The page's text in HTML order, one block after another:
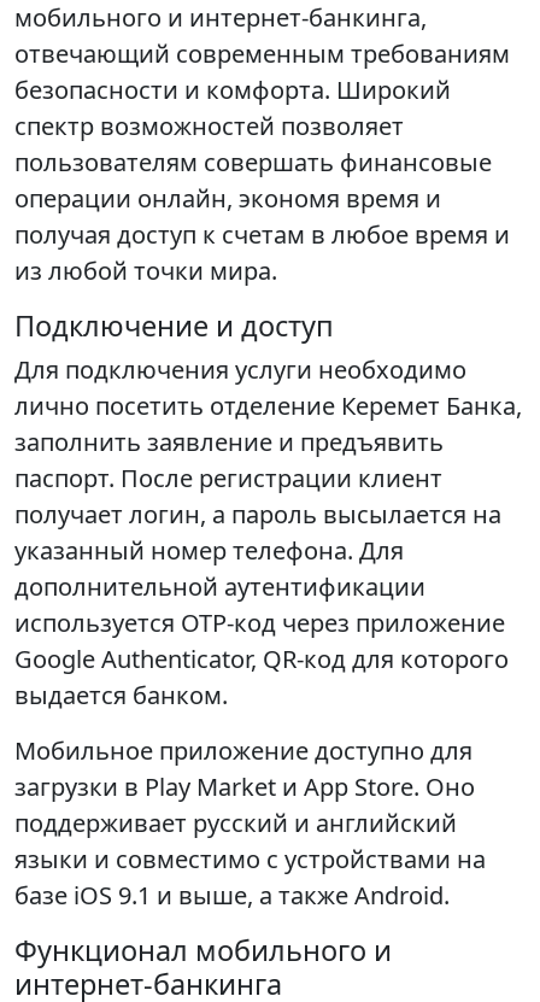
мобильного и интернет-банкинга,
отвечающий современным требованиям
безопасности и комфорта. Широкий
спектр возможностей позволяет
пользователям совершать финансовые
операции онлайн, экономя время и
получая доступ к счетам в любое время и
из любой точки мира.
Подключение и доступ
Для подключения услуги необходимо
лично посетить отделение Керемет Банка,
заполнить заявление и предъявить
паспорт. После регистрации клиент
получает логин, а пароль высылается на
указанный номер телефона. Для
дополнительной аутентификации
используется OTP-код через приложение
Google Authenticator, QR-код для которого
выдается банком.
Мобильное приложение доступно для
загрузки в Play Market и App Store. Оно
поддерживает русский и английский
языки и совместимо с устройствами на
базе iOS 9.1 и выше, а также Android.
Функционал мобильного и
интернет-банкинга